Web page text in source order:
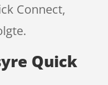
Connect,
Quick